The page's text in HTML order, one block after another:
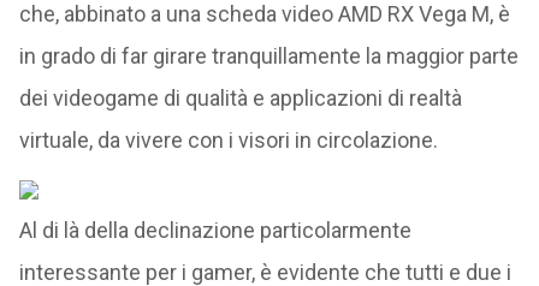
che, abbinato a una scheda video AMD RX Vega M, è
in grado di far girare tranquillamente la maggior parte
dei videogame di qualità e applicazioni di realtà
virtuale, da vivere con i visori in circolazione.
Al di là della declinazione particolarmente
interessante per i gamer, è evidente che tutti e due i